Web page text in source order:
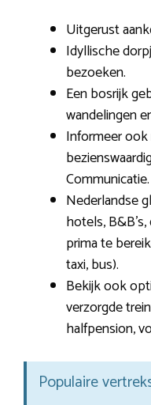
Uitgerust
Idyllische
bezoeken.
Een bosrijk
wandelingen
Informeer ook
Communicatie.
Nederlandse
hotels,
prima te
taxi, bus).
Bekijk ook
verzorgde
halfpension,
Populaire